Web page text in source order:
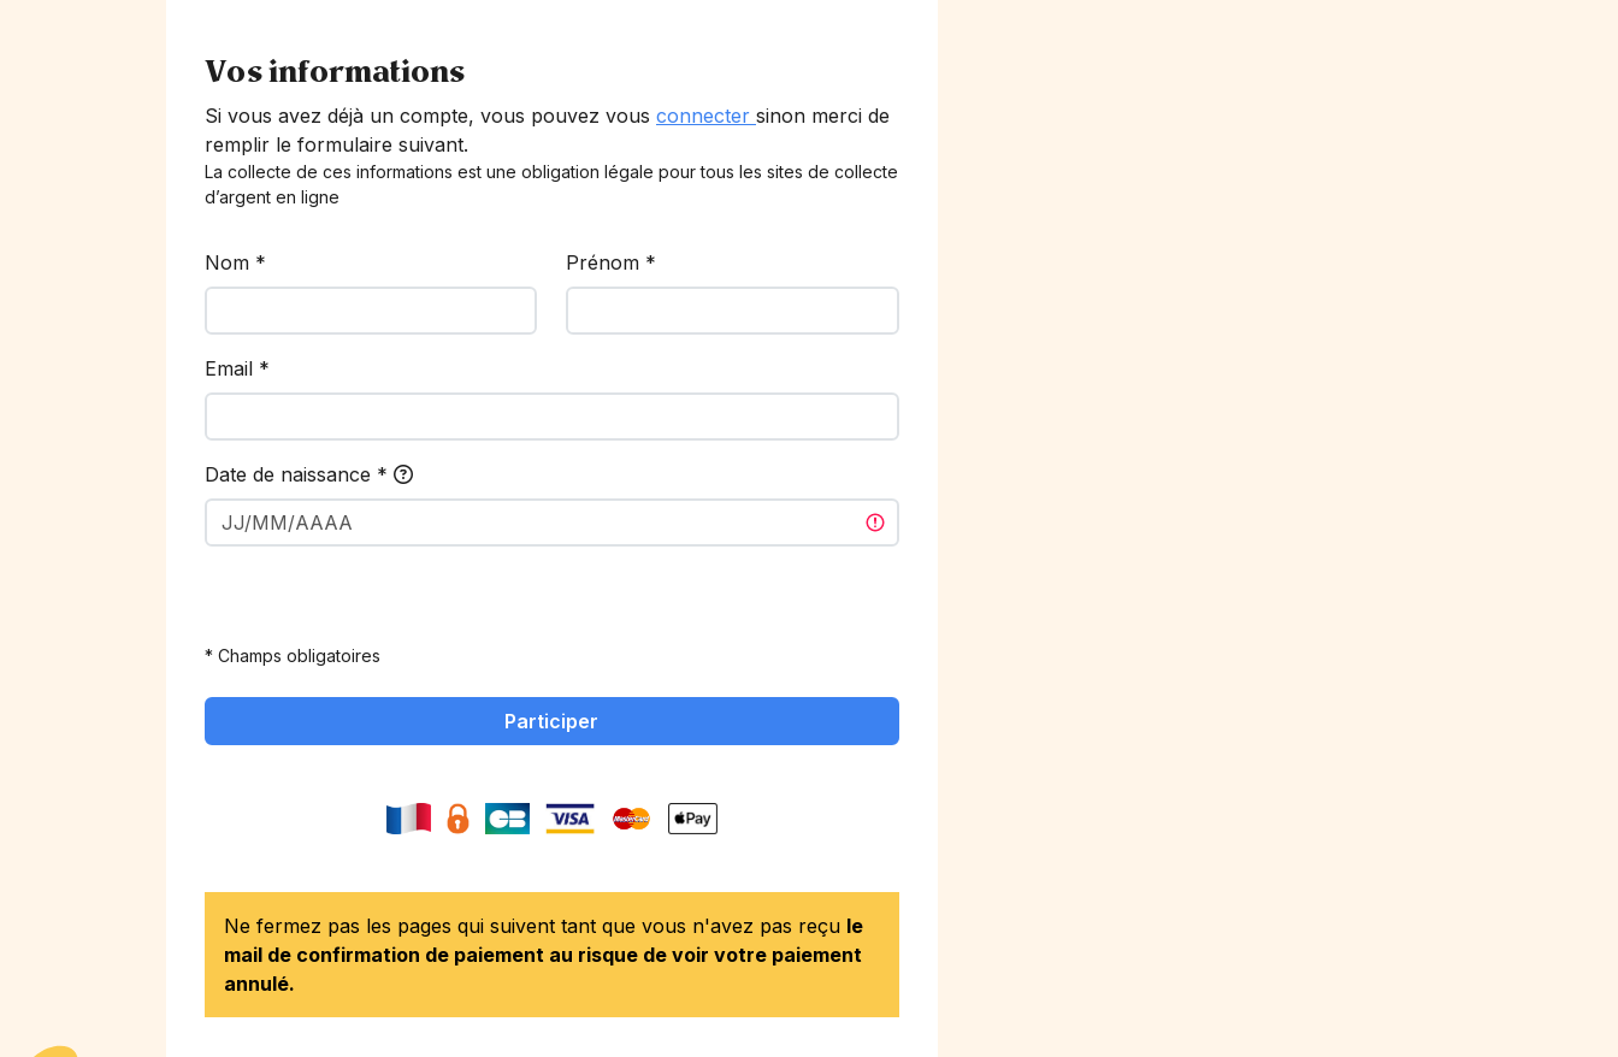
Vos informations
Si vous avez déjà un compte, vous pouvez vous connecter sinon merci de
remplir le formulaire suivant.
La collecte de ces informations est une obligation légale pour tous les sites de collecte
d’argent en ligne
Nom * Prénom *
Email *
Date de naissance *
* Champs obligatoires
Participer
Ne fermez pas les pages qui suivent tant que vous n'avez pas reçu le
mail de confirmation de paiement au risque de voir votre paiement
annulé.